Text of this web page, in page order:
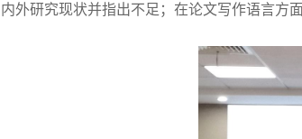
内外研究现状并指出不足；在论文写作语言方